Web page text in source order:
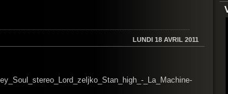
LUNDI 18 AVRIL 2011